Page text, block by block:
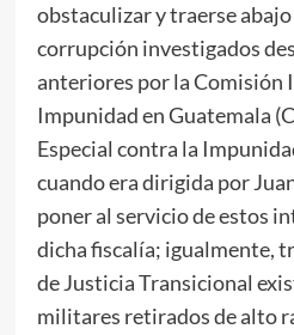
obstaculizar y traerse abajo
corrupción investigados
anteriores por la Comisión
Impunidad en Guatemala
Especial contra la
cuando era dirigida por
poner al servicio de estos
dicha fiscalía; igualmente,
de Justicia Transicional
militares retirados de alto